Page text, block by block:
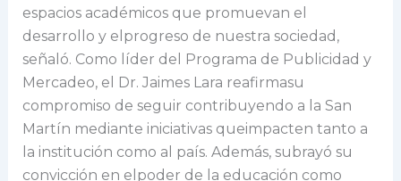
espacios académicos que promuevan el
desarrollo y elprogreso de nuestra sociedad,
señaló. Como líder del Programa de Publicidad y
Mercadeo, el Dr. Jaimes Lara reafirmasu
compromiso de seguir contribuyendo a la San
Martín mediante iniciativas queimpacten tanto a
la institución como al país. Además, subrayó su
convicción en elpoder de la educación como